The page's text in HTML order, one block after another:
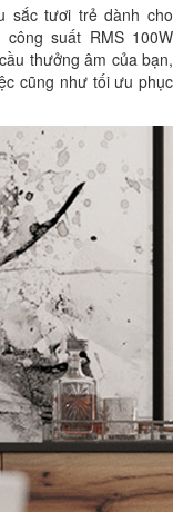
sắc tươi trẻ dành cho
suất RMS 100W
thưởng âm của bạn,
cũng như tối ưu phục